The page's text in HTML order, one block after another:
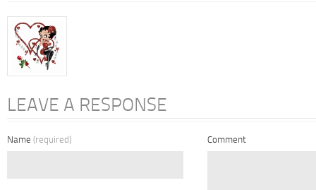
LEAVE A RESPONSE
Name (required) Comment